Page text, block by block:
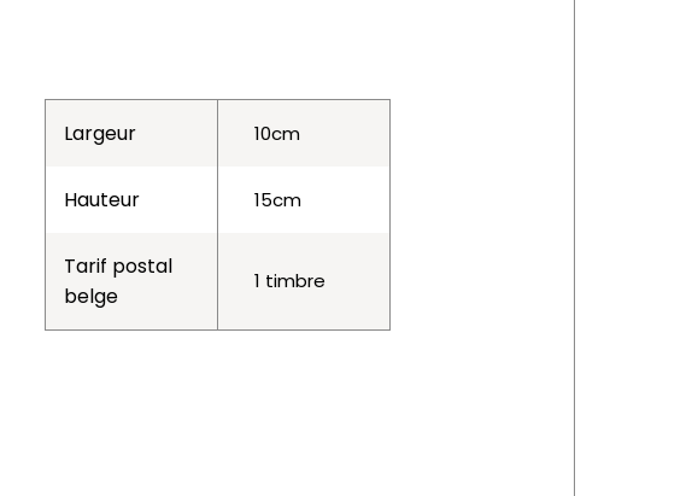
Largeur 10cm
Hauteur 15cm
Tarif postal
belge
1 timbre